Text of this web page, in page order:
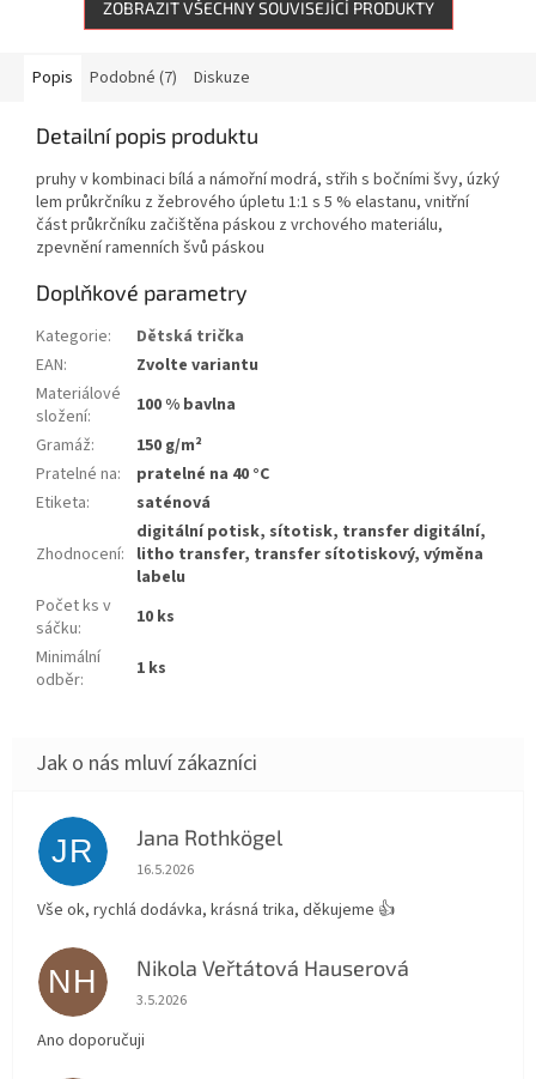
ZOBRAZIT VŠECHNY SOUVISEJÍCÍ PRODUKTY
Popis Podobné (7) Diskuze
Detailní popis produktu
pruhy v kombinaci bílá a námořní modrá, střih s bočními švy, úzký
lem průkrčníku z žebrového úpletu 1:1 s 5 % elastanu, vnitřní
část průkrčníku začištěna páskou z vrchového materiálu,
zpevnění ramenních švů páskou
Doplňkové parametry
Kategorie:
Dětská trička
EAN:
Zvolte variantu
Materiálové
složení:
100 % bavlna
Gramáž:
150 g/m²
Pratelné na:
pratelné na 40 °C
Etiketa: saténová
Zhodnocení:
digitální potisk, sítotisk, transfer digitální,
litho transfer, transfer sítotiskový, výměna
labelu
Počet ks v
sáčku:
10 ks
Minimální
odběr: 1 ks
JR Jana Rothkögel
Hodnocení obchodu je 5 z 5 hvězdiček.
16.5.2026
Vše ok, rychlá dodávka, krásná trika, děkujeme 👍
NH Nikola Veřtátová Hauserová
Hodnocení obchodu je 5 z 5 hvězdiček.
3.5.2026
Ano doporučuji